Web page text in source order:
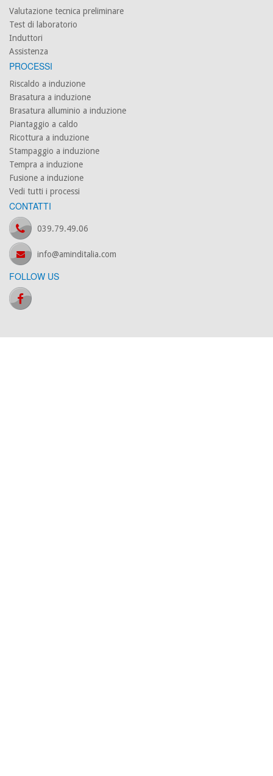
Valutazione tecnica preliminare
Test di laboratorio
Induttori
Assistenza
PROCESSI
Riscaldo a induzione
Brasatura a induzione
Brasatura alluminio a induzione
Piantaggio a caldo
Ricottura a induzione
Stampaggio a induzione
Tempra a induzione
Fusione a induzione
Vedi tutti i processi
CONTATTI
039.79.49.06
info@aminditalia.com
FOLLOW US